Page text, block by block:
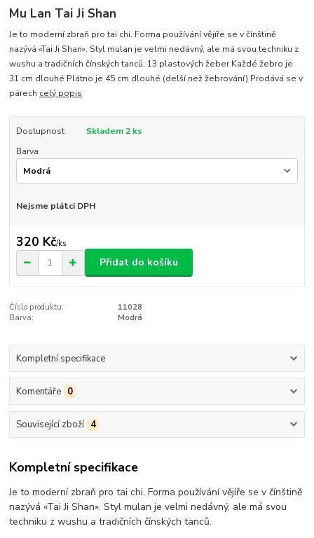
Mu Lan Tai Ji Shan
Je to moderní zbraň pro tai chi. Forma používání vějíře se v čínštině
nazývá «Tai Ji Shan». Styl mulan je velmi nedávný, ale má svou techniku z
wushu a tradičních čínských tanců. 13 plastových žeber Každé žebro je
31 cm dlouhé Plátno je 45 cm dlouhé (delší než žebrování) Prodává se v
párech celý popis
Dostupnost
Skladem 2 ks
Barva
Nejsme plátci DPH
320 Kč/ks
Přidat do košíku
Číslo produktu:
11028
Barva:
Modrá
Kompletní specifikace
Komentáře 0
Související zboží 4
Kompletní specifikace
Je to moderní zbraň pro tai chi. Forma používání vějíře se v čínštině
nazývá «Tai Ji Shan». Styl mulan je velmi nedávný, ale má svou
techniku z wushu a tradičních čínských tanců.